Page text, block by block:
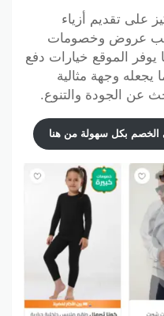
على تقديم أزياء
عروض وخصومات
يوفر الموقع خيارات دفع
يجعله وجهة مثالية
عن الجودة والتنوع.
الخصم بكل سهولة من هنا